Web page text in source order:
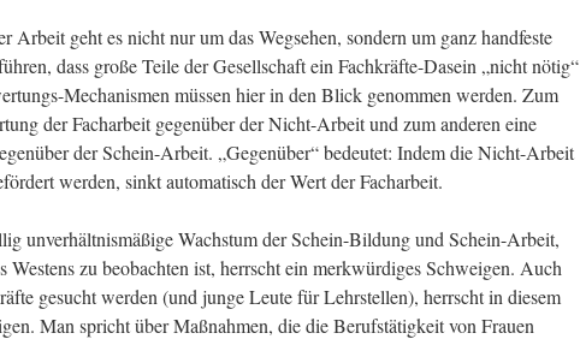
Arbeit geht es nicht nur um das Wegsehen, sondern um ganz handfeste
dass große Teile der Gesellschaft ein Fachkräfte-Dasein „nicht nötig“
Mechanismen müssen hier in den Blick genommen werden. Zum
der Facharbeit gegenüber der Nicht-Arbeit und zum anderen eine
der Schein-Arbeit. „Gegenüber“ bedeutet: Indem die Nicht-Arbeit
werden, sinkt automatisch der Wert der Facharbeit.
unverhältnismäßige Wachstum der Schein-Bildung und Schein-Arbeit,
Westens zu beobachten ist, herrscht ein merkwürdiges Schweigen. Auch
gesucht werden (und junge Leute für Lehrstellen), herrscht in diesem
Man spricht über Maßnahmen, die die Berufstätigkeit von Frauen